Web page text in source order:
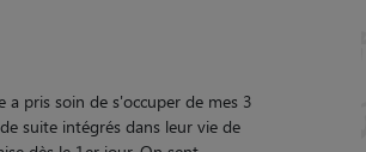
2019 06:14
Claude L. S’en est trés bien occupée et
Pepsy merci de sa gentillesse et sa patience